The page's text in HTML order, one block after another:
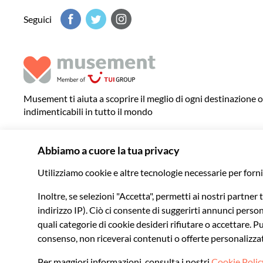
Seguici
Musement ti aiuta a scoprire il meglio di ogni destinazione
indimenticabili in tutto il mondo